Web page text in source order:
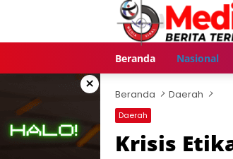
Beranda Nasional
× Beranda Daerah
Daerah
Krisis